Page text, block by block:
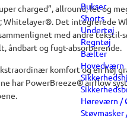
Bukser
Shorts
Undertøj
Regntøj
Bælter
Hovedværn
Høreværn /
charged”, allround, let og
Det integrerede
med andre tekstil-
åndbart og fugt-absorberende.
komfort og en høj
har PowerBreeze® airflow